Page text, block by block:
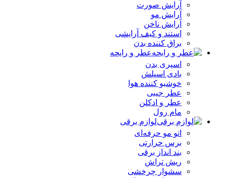
آرایش صورت
آرایش مو
آرایش ناخن
استند و کیف آرایشی
براق کننده بدن
عطر و رایحه
اسپری بدن
بادی اسپلش
خوشبو کننده هوا
عطر جیبی
عطر و ادکلن
مام رول
لوازم برقی
اتو مو حرفه‌ای
برس حرارتی
بند انداز برقی
ریش تراش
سشوار چرخشی